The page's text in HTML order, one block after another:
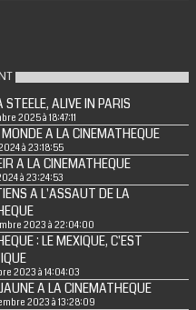
ALIVE IN PARIS
2025 à 18:47:11
A LA CINEMATHEQUE
à 23:18:55
A LA CINEMATHEQUE
à 23:24:53
A L'ASSAUT DE LA
2023 à 22:04:00
: LE MEXIQUE, C'EST
2023 à 14:04:03
A LA CINEMATHEQUE
2023 à 13:28:09